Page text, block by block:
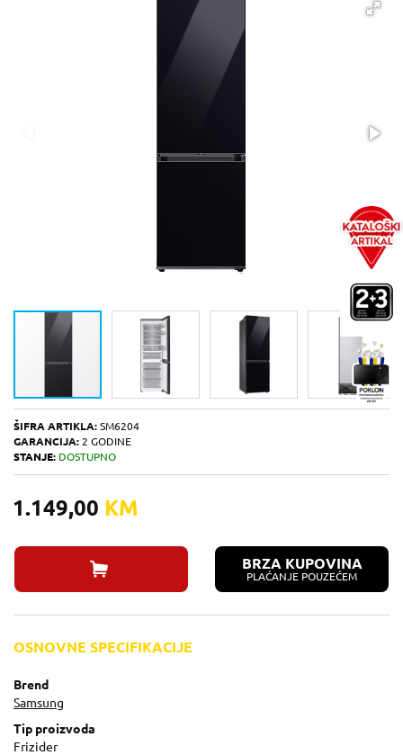
ŠIFRA ARTIKLA: SM6204
GARANCIJA: 2 GODINE
STANJE: DOSTUPNO
1.149,00 KM
BRZA KUPOVINA
PLAĆANJE POUZEĆEM
OSNOVNE SPECIFIKACIJE
Brend
Samsung
Tip proizvoda
Frizider